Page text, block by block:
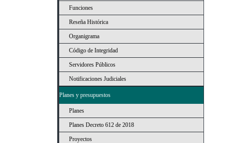
Funciones
Reseña Histórica
Organigrama
Código de Integridad
Servidores Públicos
Notificaciones Judiciales
Planes y presupuestos
Planes
Planes Decreto 612 de 2018
Proyectos